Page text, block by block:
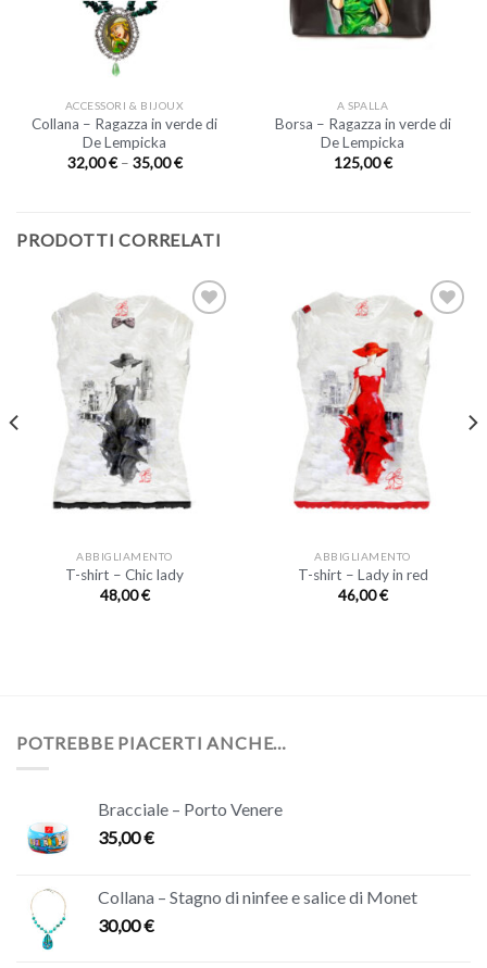
ACCESSORI & BIJOUX
Collana – Ragazza in verde di
De Lempicka
32,00€– 35,00€
A SPALLA
Borsa – Ragazza in verde di
De Lempicka
125,00€
PRODOTTI CORRELATI
ABBIGLIAMENTO
T-shirt – Chic lady
48,00€
ABBIGLIAMENTO
T-shirt – Lady in red
46,00€
POTREBBE PIACERTI ANCHE…
Bracciale – Porto Venere
35,00€
Collana – Stagno di ninfee e salice di Monet
30,00€